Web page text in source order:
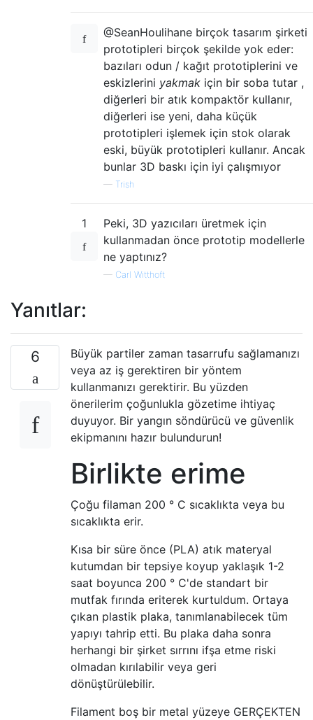
@SeanHoulihane birçok tasarım şirketi
prototipleri birçok şekilde yok eder:
bazıları odun / kağıt prototiplerini ve
eskizlerini yakmak için bir soba tutar ,
diğerleri bir atık kompaktör kullanır,
diğerleri ise yeni, daha küçük
prototipleri işlemek için stok olarak
eski, büyük prototipleri kullanır. Ancak
bunlar 3D baskı için iyi çalışmıyor
— Trish
1
Peki, 3D yazıcıları üretmek için
kullanmadan önce prototip modellerle
ne yaptınız?
— Carl Witthoft
Yanıtlar:
6
Büyük partiler zaman tasarrufu sağlamanızı
veya az iş gerektiren bir yöntem
kullanmanızı gerektirir. Bu yüzden
önerilerim çoğunlukla gözetime ihtiyaç
duyuyor. Bir yangın söndürücü ve güvenlik
ekipmanını hazır bulundurun!
Birlikte erime
Çoğu filaman 200 ° C sıcaklıkta veya bu
sıcaklıkta erir.
Kısa bir süre önce (PLA) atık materyal
kutumdan bir tepsiye koyup yaklaşık 1-2
saat boyunca 200 ° C'de standart bir
mutfak fırında eriterek kurtuldum. Ortaya
çıkan plastik plaka, tanımlanabilecek tüm
yapıyı tahrip etti. Bu plaka daha sonra
herhangi bir şirket sırrını ifşa etme riski
olmadan kırılabilir veya geri
dönüştürülebilir.
Filament boş bir metal yüzeye GERÇEKTEN